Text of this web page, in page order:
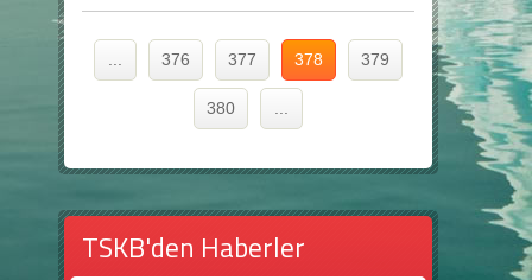
376 377 378 379
380
TSKB'den Haberler